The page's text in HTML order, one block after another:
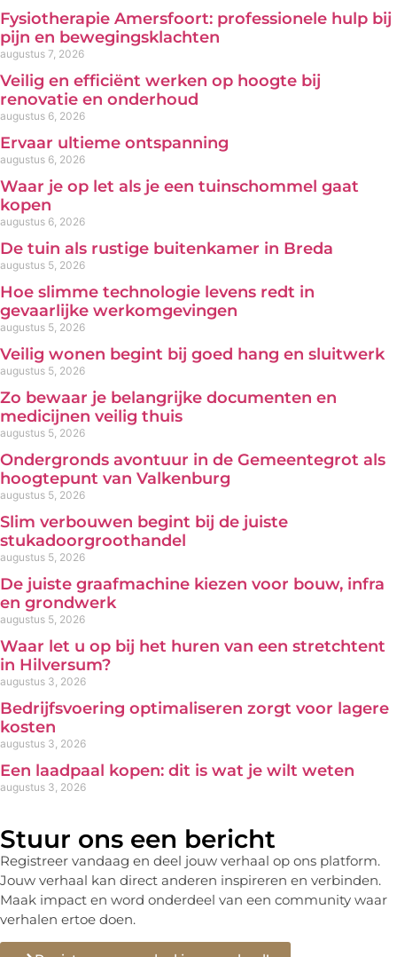
Fysiotherapie Amersfoort: professionele hulp bij
pijn en bewegingsklachten
augustus 7, 2026
Veilig en efficiënt werken op hoogte bij
renovatie en onderhoud
augustus 6, 2026
Ervaar ultieme ontspanning
augustus 6, 2026
Waar je op let als je een tuinschommel gaat
kopen
augustus 6, 2026
De tuin als rustige buitenkamer in Breda
augustus 5, 2026
Hoe slimme technologie levens redt in
gevaarlijke werkomgevingen
augustus 5, 2026
Veilig wonen begint bij goed hang en sluitwerk
augustus 5, 2026
Zo bewaar je belangrijke documenten en
medicijnen veilig thuis
augustus 5, 2026
Ondergronds avontuur in de Gemeentegrot als
hoogtepunt van Valkenburg
augustus 5, 2026
Slim verbouwen begint bij de juiste
stukadoorgroothandel
augustus 5, 2026
De juiste graafmachine kiezen voor bouw, infra
en grondwerk
augustus 5, 2026
Waar let u op bij het huren van een stretchtent
in Hilversum?
augustus 3, 2026
Bedrijfsvoering optimaliseren zorgt voor lagere
kosten
augustus 3, 2026
Een laadpaal kopen: dit is wat je wilt weten
augustus 3, 2026
Stuur ons een bericht
Registreer vandaag en deel jouw verhaal op ons platform.
Jouw verhaal kan direct anderen inspireren en verbinden.
Maak impact en word onderdeel van een community waar
verhalen ertoe doen.